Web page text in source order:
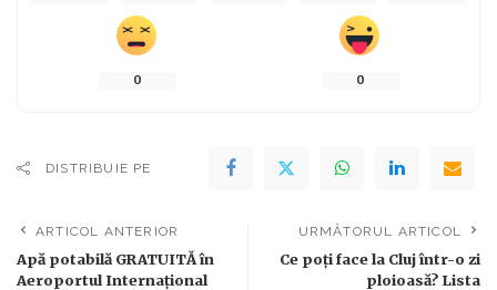
0 0
DISTRIBUIE PE
ARTICOL ANTERIOR
Apă potabilă GRATUITĂ în
Aeroportul Internațional
URMĂTORUL ARTICOL
Ce poți face la Cluj într-o zi
ploioasă? Lista